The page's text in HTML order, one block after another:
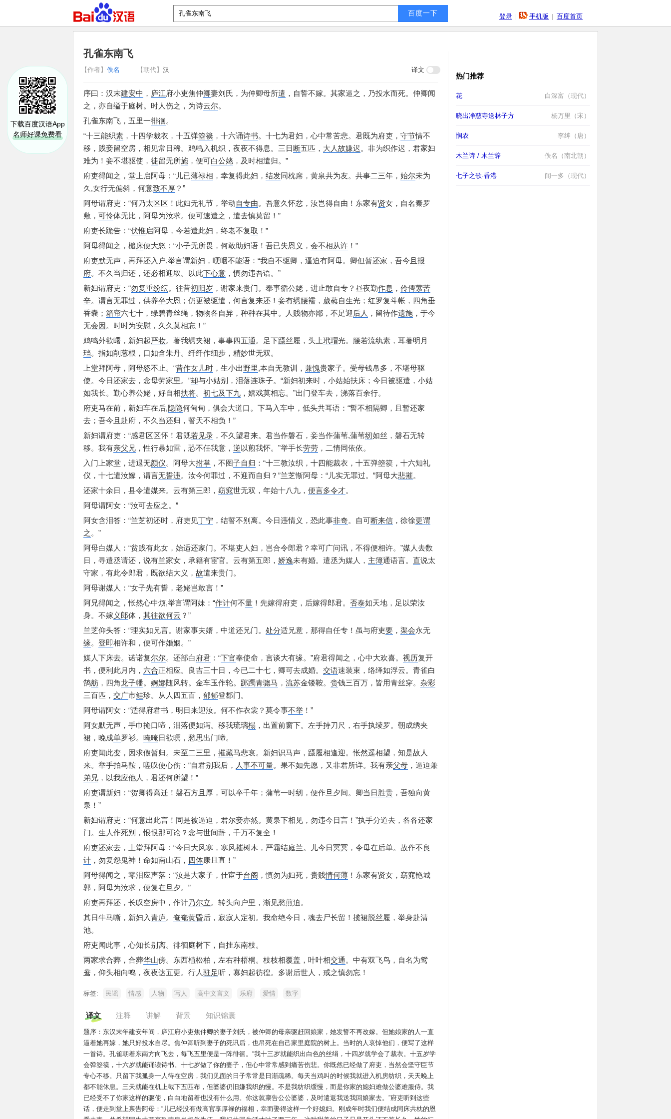
登录 | 手机版 | 百度首页
下载百度汉语App
名师好课免费看
孔雀东南飞
【作者】 佚名 【朝代】 汉 译文
序曰： 汉末建安中 ， 庐江府小吏焦仲卿妻刘氏， 为仲卿母所遣 ， 自誓不嫁。 其家逼之， 乃投水而死。 仲卿闻
之， 亦自缢于庭树。 时人伤之， 为诗云尔。
孔雀东南飞， 五里一徘徊。
“十三能织素 ， 十四学裁衣， 十五弹箜篌 ， 十六诵诗书。 十七为君妇， 心中常苦悲。 君既为府吏， 守节情不
移， 贱妾留空房， 相见常日稀。 鸡鸣入机织， 夜夜不得息。 三日断五匹， 大人故嫌迟。 非为织作迟， 君家妇
难为！ 妾不堪驱使， 徒留无所施 ， 便可白公姥 ， 及时相遣归。”
府吏得闻之， 堂上启阿母： “儿已薄禄相 ， 幸复得此妇， 结发同枕席， 黄泉共为友。 共事二三年， 始尔未为
久,女行无偏斜， 何意致不厚 ？”
阿母谓府吏： “何乃太区区！ 此妇无礼节， 举动自专由。 吾意久怀忿， 汝岂得自由！ 东家有贤女， 自名秦罗
敷， 可怜体无比， 阿母为汝求。 便可速遣之， 遣去慎莫留！”
府吏长跪告： “伏惟启阿母， 今若遣此妇， 终老不复取 ！”
阿母得闻之， 槌床便大怒： “小子无所畏， 何敢助妇语！ 吾已失恩义， 会不相从许 ！”
府吏默无声， 再拜还入户,举言谓新妇 ， 哽咽不能语： “我自不驱卿， 逼迫有阿母。 卿但暂还家， 吾今且 报
府。 不久当归还， 还必相迎取。 以此下心意 ，慎勿违吾语。”
新妇谓府吏： “勿复重纷纭。 往昔初阳岁 ， 谢家来贵门。 奉事循公姥， 进止敢自专？ 昼夜勤作息 ， 伶俜萦苦
辛。 谓言无罪过， 供养卒大恩； 仍更被驱遣， 何言复来还！ 妾有绣腰襦 ， 葳蕤自生光； 红罗复斗帐， 四角垂
香囊； 箱帘六七十， 绿碧青丝绳， 物物各自异， 种种在其中。 人贱物亦鄙， 不足迎 后人 ， 留待作遗施 ， 于今
无会因。 时时为安慰， 久久莫相忘！”
鸡鸣外欲曙， 新妇起严妆。 著我绣夹裙， 事事四五通 。 足下蹑丝履， 头上玳瑁光。 腰若流纨素， 耳著明月
珰。 指如削葱根， 口如含朱丹。 纤纤作细步， 精妙世无双。
上堂拜阿母， 阿母怒不止。 “昔作女儿时 ， 生小出野里,本自无教训， 兼愧贵家子。 受母钱帛多， 不堪母驱
使。 今日还家去， 念母劳家里。”却与小姑别， 泪落连珠子。 “新妇初来时， 小姑始扶床； 今日被驱遣， 小姑
如我长。 勤心养公姥， 好自相扶将。 初七及下九 ， 嬉戏莫相忘。”出门登车去， 涕落百余行。
府吏马在前， 新妇车在后,隐隐何甸甸， 俱会大道口。 下马入车中， 低头共耳语： “誓不相隔卿， 且暂还家
去； 吾今且赴府， 不久当还归， 誓天不相负！”
新妇谓府吏： “感君区区怀！ 君既若见录 ， 不久望君来。 君当作磐石， 妾当作蒲苇,蒲苇纫如丝， 磐石无转
移。 我有亲父兄 ，性行暴如雷， 恐不任我意， 逆以煎我怀。”举手长劳劳 ， 二情同依依。
入门上家堂， 进退无颜仪。 阿母大拊掌 ， 不图子自归 ： “十三教汝织， 十四能裁衣， 十五弹箜篌， 十六知礼
仪， 十七遣汝嫁， 谓言无誓违。 汝今何罪过， 不迎而自归？”兰芝惭阿母： “儿实无罪过。”阿母大悲摧。
还家十余日， 县令遣媒来。 云有第三郎， 窈窕世无双， 年始十八九， 便言多令才。
阿母谓阿女： “汝可去应之。”
阿女含泪答： “兰芝初还时， 府吏见丁宁 ， 结誓不别离。 今日违情义， 恐此事非奇。 自可断来信 ， 徐徐更谓
之 。”
阿母白媒人： “贫贱有此女， 始适还家门。 不堪吏人妇， 岂合令郎君？ 幸可广问讯， 不得便相许。”媒人去数
日， 寻遣丞请还， 说有兰家女， 承籍有宦官。 云有第五郎， 娇逸未有婚。 遣丞为媒人， 主簿通语言。 直说太
守家， 有此令郎君， 既欲结大义， 故遣来贵门。
阿母谢媒人： “女子先有誓， 老姥岂敢言！”
阿兄得闻之，怅然心中烦,举言谓阿妹： “作计何不量 ！ 先嫁得府吏， 后嫁得郎君。 否泰如天地， 足以荣汝
身。 不嫁 义郎体， 其往欲何云 ？”
兰芝仰头答： “理实如兄言。 谢家事夫婿， 中道还兄门。 处分适兄意， 那得自任专！ 虽与府吏要 ， 渠会永无
缘。 登即相许和， 便可作婚姻。”
媒人下床去。 诺诺复尔尔。 还部白 府君 ： “下官奉使命， 言谈大有缘。”府君得闻之， 心中大欢喜。 视历复开
书， 便利此月内， 六合正相应。 良吉三十日， 今已二十七， 卿可去成婚。 交语速装束， 络绎如浮云。 青雀白
鹄舫 ， 四角龙子幡。 婀娜随风转。 金车玉作轮。 踯躅青骢马 ， 流苏金镂鞍。 赍钱三百万， 皆用青丝穿。 杂彩
三百匹， 交广市鲑珍。 从人四五百， 郁郁登郡门。
阿母谓阿女： “适得府君书， 明日来迎汝。 何不作衣裳？ 莫令事不举 ！”
阿女默无声， 手巾掩口啼， 泪落便如泻。 移我琉璃榻 ， 出置前窗下。 左手持刀尺， 右手执绫罗。 朝成绣夹
裙， 晚成单罗衫。 晻晻日欲暝， 愁思出门啼。
府吏闻此变， 因求假暂归。 未至二三里， 摧藏马悲哀。 新妇识马声， 蹑履相逢迎。怅然遥相望， 知是故人
来。 举手拍马鞍， 嗟叹使心伤： “自君别我后， 人事不可量。 果不如先愿， 又非君所详。 我有亲父母 ， 逼迫兼
弟兄 ， 以我应他人， 君还何所望！”
府吏谓新妇： “贺卿得高迁！ 磐石方且厚， 可以卒千年； 蒲苇一时纫， 便作旦夕间。 卿当 日胜贵 ， 吾独向黄
泉！”
新妇谓府吏： “何意出此言！ 同是被逼迫， 君尔妾亦然。 黄泉下相见， 勿违今日言！”执手分道去， 各各还家
门。 生人作死别，恨恨那可论？ 念与世间辞， 千万不复全！
府吏还家去，
上堂拜阿母： “今日大风寒， 寒风摧树木， 严霜结庭兰。 儿今日冥冥 ， 令母在后单。 故作不良
计 ， 勿复怨鬼神！ 命如南山石， 四体康且直！”
阿母得闻之， 零泪应声落： “汝是大家子， 仕宦于台阁 ，慎勿为妇死， 贵贱情何薄 ！ 东家有贤女， 窈窕艳城
郭， 阿母为汝求， 便复在旦夕。”
府吏再拜还， 长叹空房中， 作计乃尔立。 转头向户里， 渐见愁煎迫。
其日牛马嘶， 新妇入青庐。 奄奄黄昏后， 寂寂人定初。 我命绝今日， 魂去尸长留！ 揽裙脱丝履， 举身赴清
池。
府吏闻此事， 心知长别离。 徘徊庭树下， 自挂东南枝。
两家求合葬， 合葬华山傍。 东西植松柏， 左右种梧桐。 枝枝相覆盖， 叶叶相交通 。 中有双飞鸟， 自名为鸳
鸯， 仰头相向鸣， 夜夜达五更。 行人驻足听， 寡妇起彷徨。 多谢后世人， 戒之慎勿忘！
标签: 民谣 情感 人物 写人 高中文言文 乐府 爱情 数字
译文 注释 讲解 背景 知识锦囊
题序：东汉末年建安年间，庐江府小吏焦仲卿的妻子刘氏，被仲卿的母亲驱赶回娘家，她发誓不再改嫁。但她娘家的人一直
逼着她再嫁，她只好投水自尽。焦仲卿听到妻子的死讯后，也吊死在自己家里庭院的树上。当时的人哀悼他们，便写了这样
一首诗。孔雀朝着东南方向飞去，每飞五里便是一阵徘徊。“我十三岁就能织出白色的丝绢，十四岁就学会了裁衣。十五岁学
会弹箜篌，十六岁就能诵读诗书。十七岁做了你的妻子，但心中常常感到痛苦伤悲。你既然已经做了府吏，当然会坚守臣节
专心不移。只留下我孤身一人待在空房，我们见面的日子常常是日渐疏稀。每天当鸡叫的时候我就进入机房纺织，天天晚上
都不能休息。三天就能在机上截下五匹布，但婆婆仍旧嫌我织的慢。不是我纺织缓慢，而是你家的媳妇难做公婆难服侍。我
已经受不了你家这样的驱使，白白地留着也没有什么用。你这就禀告公公婆婆，及时遣返我送我回娘家去。”府吏听到这些
话，便走到堂上禀告阿母：“儿已经没有做高官享厚禄的福相，幸而娶得这样一个好媳妇。刚成年时我们便结成同床共枕的恩
热门推荐
花 白深富（现代）
晓出净慈寺送林子方 杨万里（宋）
悯农 李绅（唐）
木兰诗 / 木兰辞 佚名（南北朝）
七子之歌·香港 闻一多（现代）